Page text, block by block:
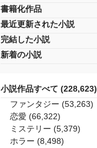
書籍化作品
最近更新された小説
完結した小説
新着の小説
小説作品すべて (228,623)
ファンタジー (53,263)
恋愛 (66,322)
ミステリー (5,379)
ホラー (8,498)